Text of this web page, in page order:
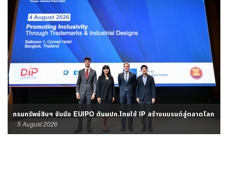
กรมทรัพย์สินฯ จับมือ EUIPO ดันผปก.ไทยใช้ IP สร้างแบรนด์สู่ตลาดโลก
5 August 2026